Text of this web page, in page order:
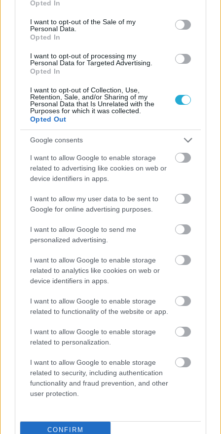
use your data for below specified purposes in below Google
consent section.
Opted In
I want to opt-out of the Sale of my
Personal Data.
Opted In
I want to opt-out of processing my
Personal Data for Targeted Advertising.
Opted In
I want to opt-out of Collection, Use,
Retention, Sale, and/or Sharing of my
Personal Data that Is Unrelated with the
Purposes for which it was collected.
Opted Out
Google consents
I want to allow Google to enable storage
related to advertising like cookies on web or
device identifiers in apps.
I want to allow my user data to be sent to
Google for online advertising purposes.
I want to allow Google to send me
personalized advertising.
I want to allow Google to enable storage
related to analytics like cookies on web or
device identifiers in apps.
I want to allow Google to enable storage
related to functionality of the website or app.
I want to allow Google to enable storage
related to personalization.
I want to allow Google to enable storage
related to security, including authentication
functionality and fraud prevention, and other
user protection.
CONFIRM
08/08/2026
Δείπνο της ΕΟΠΕ προς τιμήν του Ισίδωρου Κούβελου
παρουσία των Εθνικών ομάδων
07/08/2026
Ουρμπίνο
06/08/2026
Το πάλεψε μέχρι τέλους η Εθνική γυναικών κόντρα
στην Ιταλία Β’
06/08/2026
Η FIVB σχεδιάζει να διοργανώσει το Παγκόσμιο
Έτοιμη για… υψηλές πτήσεις η Μπενφίκα του Ψάρρα
με τον «Ιπτάμενο Ολλανδό» Βίλτενμπουργκ
05/08/2026
Ισόπαλο το πρωτο φιλικό τεστ της Εθνικής στο
ΓΝΩΜΕΣ
στο σήμερα: Tο τρίτο